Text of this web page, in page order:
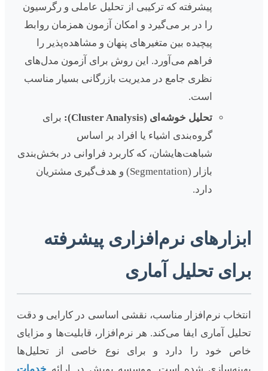
پیشرفته که ترکیبی از تحلیل عاملی و رگرسیون
را در بر می‌گیرد و امکان آزمون همزمان روابط
پیچیده بین متغیرهای پنهان و مشاهده‌پذیر را
فراهم می‌آورد. این روش برای آزمون مدل‌های
نظری جامع در مدیریت بازرگانی بسیار مناسب
است.
تحلیل خوشه‌ای (Cluster Analysis):
برای
گروه‌بندی اشیاء یا افراد بر اساس
شباهت‌هایشان، که کاربرد فراوانی در بخش‌بندی
بازار (Segmentation) و هدف‌گیری مشتریان
دارد.
ابزارهای نرم‌افزاری پیشرفته
برای تحلیل آماری
انتخاب نرم‌افزار مناسب، نقشی اساسی در کارایی و دقت
تحلیل آماری ایفا می‌کند. هر نرم‌افزار، قابلیت‌ها و مزایای
خاص خود را دارد و برای نوع خاصی از تحلیل‌ها